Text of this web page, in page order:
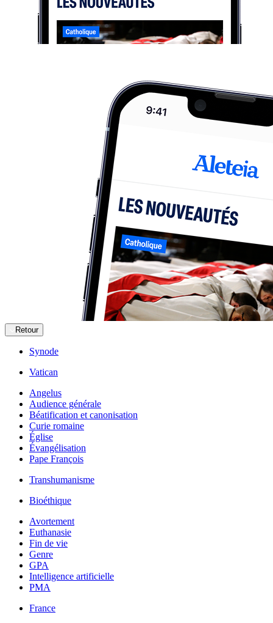
Retour
Synode
Vatican
Angelus
Audience générale
Béatification et canonisation
Curie romaine
Église
Évangélisation
Pape François
Transhumanisme
Bioéthique
Avortement
Euthanasie
Fin de vie
Genre
GPA
Intelligence artificielle
PMA
France